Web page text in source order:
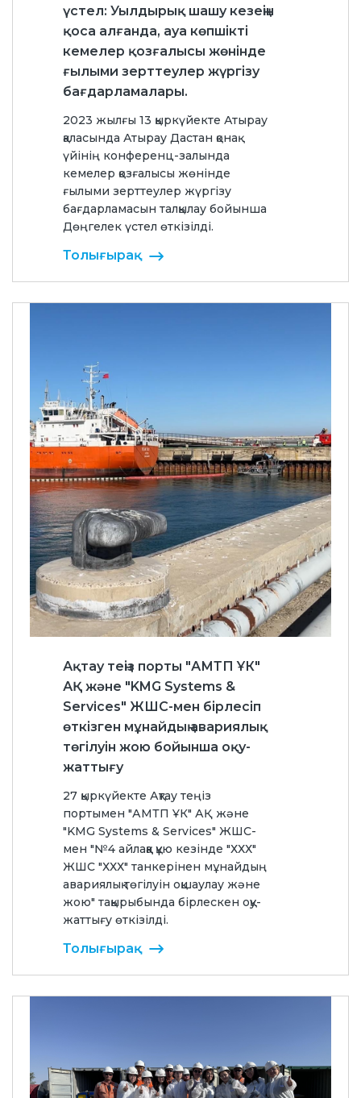
үстел: Уылдырық шашу кезеңін
қоса алғанда, ауа көпшікті
кемелер қозғалысы жөнінде
ғылыми зерттеулер жүргізу
бағдарламалары.
2023 жылғы 13 қыркүйекте Атырау
қаласында Атырау Дастан қонақ
үйінің конференц-залында
кемелер қозғалысы жөнінде
ғылыми зерттеулер жүргізу
бағдарламасын талқылау бойынша
Дөңгелек үстел өткізілді.
Толығырақ
Ақтау теңіз порты "АМТП ҰК"
АҚ және "KMG Systems &
Services" ЖШС-мен бірлесіп
өткізген мұнайдың авариялық
төгілуін жою бойынша оқу-
жаттығу
27 қыркүйекте Ақтау теңіз
портымен "АМТП ҰК" АҚ және
"KMG Systems & Services" ЖШС-
мен "№4 айлаққа құю кезінде "ХХХ"
ЖШС "ХХХ" танкерінен мұнайдың
авариялық төгілуін оқшаулау және
жою" тақырыбында бірлескен оқу-
жаттығу өткізілді.
Толығырақ